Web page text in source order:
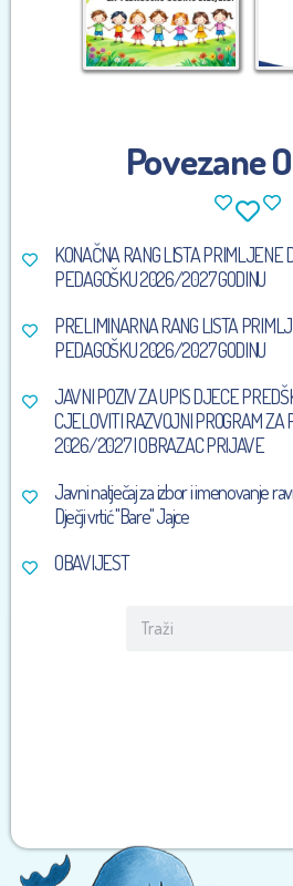
Povezane
KONAČNA RANG LISTA PRIMLJENE
PEDAGOŠKU 2026/2027 GODINU
PRELIMINARNA RANG LISTA
PEDAGOŠKU 2026/2027 GODINU
JAVNI POZIV ZA UPIS DJECE
CJELOVITI RAZVOJNI PROGRAM ZA
2026/2027 I OBRAZAC PRIJAVE
Javni natječaj za izbor i imenovanje
Dječji vrtić ''Bare'' Jajce
OBAVIJEST